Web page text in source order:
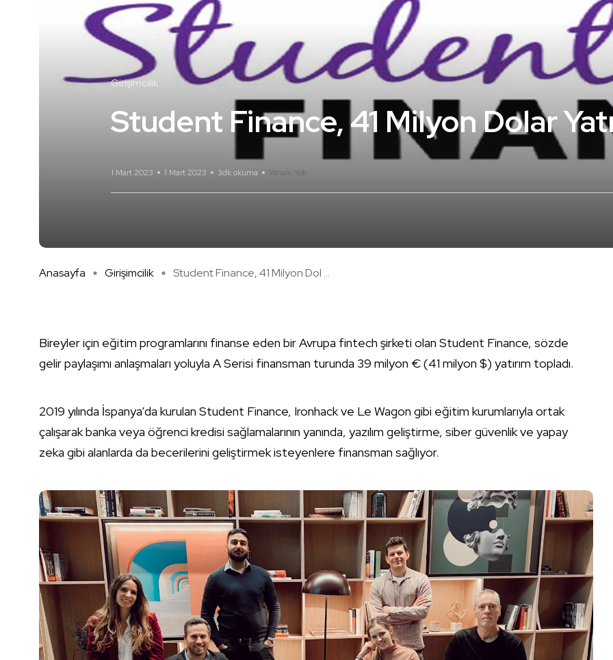
Girişimcilik
Student Finance, 41 Milyon Dolar
1 Mart 2023 1 Mart 2023 3dk okuma Yorum Yok
Anasayfa Girişimcilik Student Finance, 41 Milyon Dol ...
Bireyler için eğitim programlarını finanse eden bir Avrupa fintech şirketi olan Student Finance, sözde
gelir paylaşımı anlaşmaları yoluyla A Serisi finansman turunda 39 milyon € (41 milyon $) yatırım topladı.
2019 yılında İspanya’da kurulan Student Finance, Ironhack ve Le Wagon gibi eğitim kurumlarıyla ortak
çalışarak banka veya öğrenci kredisi sağlamalarının yanında, yazılım geliştirme, siber güvenlik ve yapay
zeka gibi alanlarda da becerilerini geliştirmek isteyenlere finansman sağlıyor.